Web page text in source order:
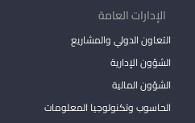
الإدارات العامة
التعاون الدولي والمشاريع
الشؤون الإدارية
الشؤون المالية
الحاسوب وتكنولوجيا المعلومات